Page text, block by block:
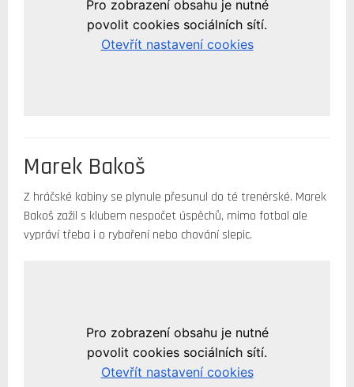
Marek Bakoš
Z hráčské kabiny se plynule přesunul do té trenérské. Marek
Bakoš zažil s klubem nespočet úspěchů, mimo fotbal ale
vypráví třeba i o rybaření nebo chování slepic.